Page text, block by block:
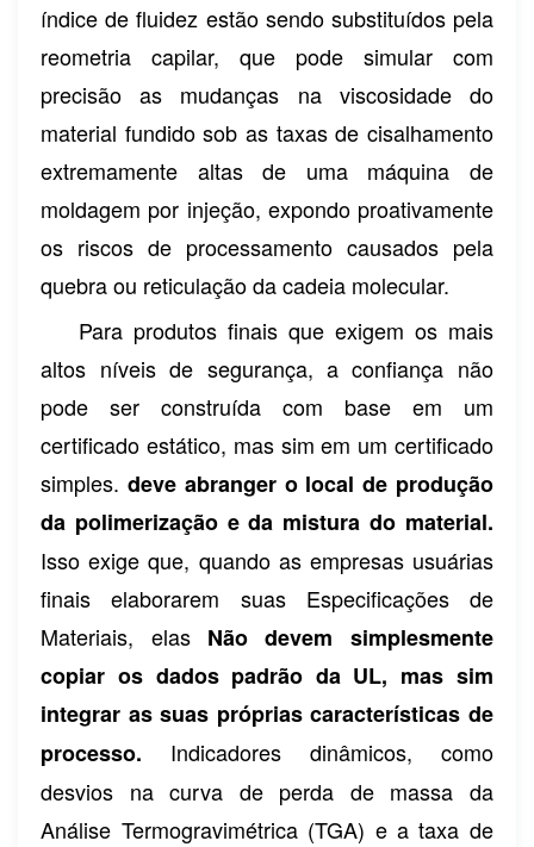
índice de fluidez estão sendo substituídos pela
reometria capilar, que pode simular com
precisão as mudanças na viscosidade do
material fundido sob as taxas de cisalhamento
extremamente altas de uma máquina de
moldagem por injeção, expondo proativamente
os riscos de processamento causados ​​pela
quebra ou reticulação da cadeia molecular.
Para produtos finais que exigem os mais
altos níveis de segurança, a confiança não
pode ser construída com base em um
certificado estático, mas sim em um certificado
simples. deve abranger o local de produção
da polimerização e da mistura do material.
Isso exige que, quando as empresas usuárias
finais elaborarem suas Especificações de
Materiais, elas Não devem simplesmente
copiar os dados padrão da UL, mas sim
integrar as suas próprias características de
processo. Indicadores dinâmicos, como
desvios na curva de perda de massa da
Análise Termogravimétrica (TGA) e a taxa de